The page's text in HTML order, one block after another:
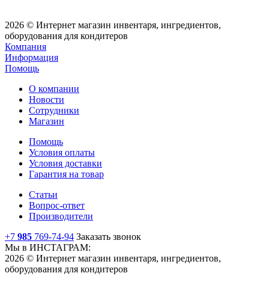
2026 © Интернет магазин инвентаря, ингредиентов,
оборудования для кондитеров
Компания
Информация
Помощь
О компании
Новости
Сотрудники
Магазин
Помощь
Условия оплаты
Условия доставки
Гарантия на товар
Статьи
Вопрос-ответ
Производители
+7 985 769-74-94 Заказать звонок
Мы в ИНСТАГРАМ:
2026 © Интернет магазин инвентаря, ингредиентов,
оборудования для кондитеров